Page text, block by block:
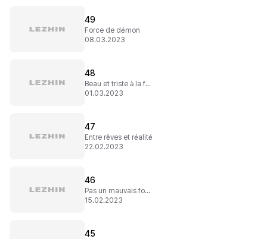
49
Force de démon
08.03.2023
48
Beau et triste à la fois
01.03.2023
47
Entre rêves et réalité
22.02.2023
46
Pas un mauvais fond
15.02.2023
45